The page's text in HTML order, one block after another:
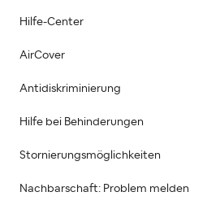
Hilfe-Center
AirCover
Antidiskriminierung
Hilfe bei Behinderungen
Stornierungsmöglichkeiten
Nachbarschaft: Problem melden